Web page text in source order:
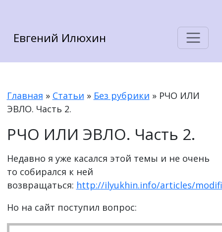
Евгений Илюхин
Главная » Статьи » Без рубрики » РЧО ИЛИ
ЭВЛО. Часть 2.
РЧО ИЛИ ЭВЛО. Часть 2.
Недавно я уже касался этой темы и не очень
то собирался к ней
возвращаться: http://ilyukhin.info/articles/
Но на сайт поступил вопрос: